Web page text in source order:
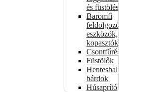
és füstöléshez
Baromfi
feldolgozó
eszközök,
kopasztók
Csontfűrészek
Füstölők
Hentesbalták,
bárdok
Húsaprítók